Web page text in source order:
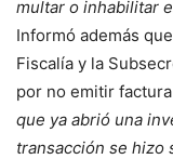
multar o inhabilitar
Informó además
Fiscalía y la
por no emitir
que ya abrió una
transacción se hizo